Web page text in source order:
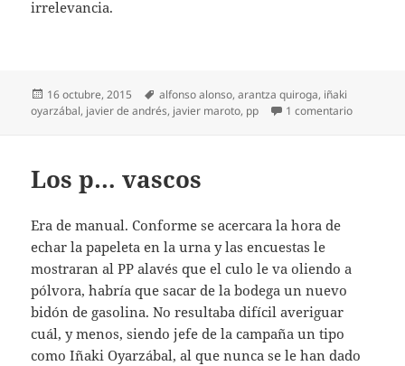
irrelevancia.
Publicado
el
16 octubre, 2015 Etiquetas
alfonso alonso,arantza quiroga, iñaki
oyarzábal, javier de andrés, javier maroto, pp 1 comentarioen
Los p… vascos
Era de manual. Conforme se acercara la hora de
echar la papeleta en la urna y las encuestas le
mostraran al PP alavés que el culo le va oliendo a
pólvora, habría que sacar de la bodega un nuevo
bidón de gasolina. No resultaba difícil averiguar
cuál, y menos, siendo jefe de la campaña un tipo
como Iñaki Oyarzábal, al que nunca se le han dado